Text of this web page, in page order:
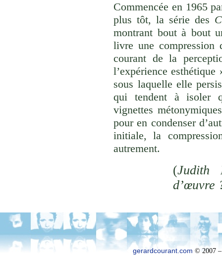
Commencée en 1965
plus tôt, la série des
montrant bout à bout
livre une compression
courant de la
l’expérience
sous laquelle elle
qui tendent à isoler
vignettes
pour en condenser
initiale, la
autrement.
(Judith
d’œuvre
gerardcourant.com © 2007